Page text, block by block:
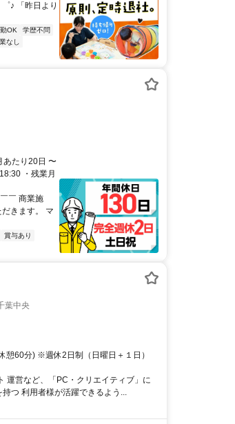
♪ 「昨日より
OK
学歴不問
なし
あたり20日 〜
・残業月
￣ 商業施
きます。 マ
賞与あり
葉中央
憩60分) ※週休2日制（日曜日＋１日）
運営など、「PC・クリエイティブ」に
つ 利用者様が活躍できるよう...